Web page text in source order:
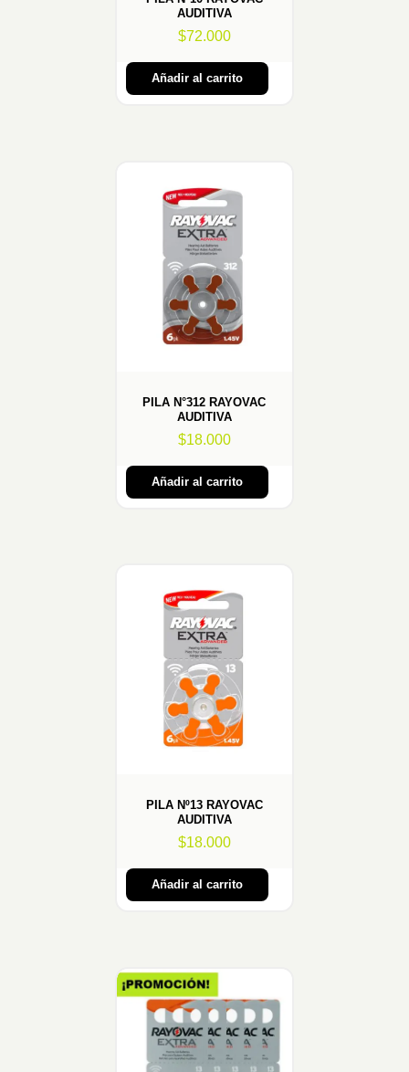
AUDITIVA
$72.000
Añadir al carrito
PILA N°312 RAYOVAC
AUDITIVA
$18.000
Añadir al carrito
PILA Nº13 RAYOVAC
AUDITIVA
$18.000
Añadir al carrito